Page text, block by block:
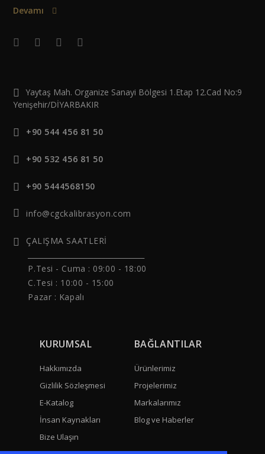
Devamı
Yaytaş Mah. Organize Sanayi Bölgesi 1.Etap 12.Cad No:9
Yenişehir/DİYARBAKIR
+90 544 456 81 50
+90 532 456 81 50
+90 5444568150
info@cgckalibrasyon.com
ÇALIŞMA SAATLERİ
P.Tesi - Cuma : 09:00 - 18:00
C.Tesi : 10:00 - 15:00
Pazar : Kapalı
KURUMSAL
Hakkımızda
Gizlilik Sözleşmesi
E-Katalog
İnsan Kaynakları
Bize Ulaşın
BAĞLANTILAR
Ürünlerimiz
Projelerimiz
Markalarımız
Blog ve Haberler